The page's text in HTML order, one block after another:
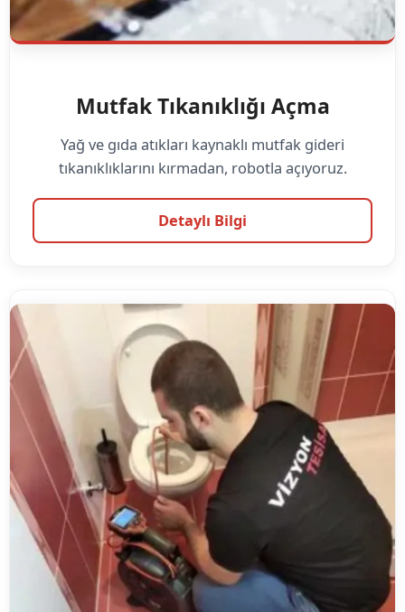
Mutfak Tıkanıklığı Açma
Yağ ve gıda atıkları kaynaklı mutfak gideri
tıkanıklıklarını kırmadan, robotla açıyoruz.
Detaylı Bilgi